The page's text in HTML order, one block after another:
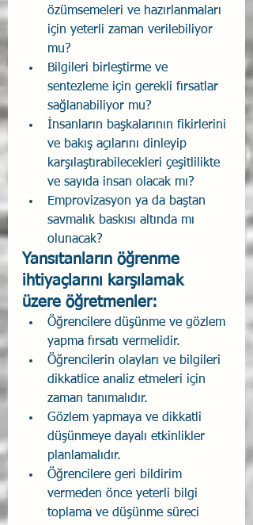
özümsemeleri ve hazırlanmaları
için yeterli zaman verilebiliyor
mu?
Bilgileri birleştirme ve
sentezleme için gerekli fırsatlar
sağlanabiliyor mu?
İnsanların başkalarının fikirlerini
ve bakış açılarını dinleyip
karşılaştırabilecekleri çeşitlilikte
ve sayıda insan olacak mı?
Emprovizasyon ya da baştan
savmalık baskısı altında mı
olunacak?
Yansıtanların öğrenme
ihtiyaçlarını karşılamak
üzere öğretmenler:
Öğrencilere düşünme ve gözlem
yapma fırsatı vermelidir.
Öğrencilerin olayları ve bilgileri
dikkatlice analiz etmeleri için
zaman tanımalıdır.
Gözlem yapmaya ve dikkatli
düşünmeye dayalı etkinlikler
planlamalıdır.
Öğrencilere geri bildirim
vermeden önce yeterli bilgi
toplama ve düşünme süreci